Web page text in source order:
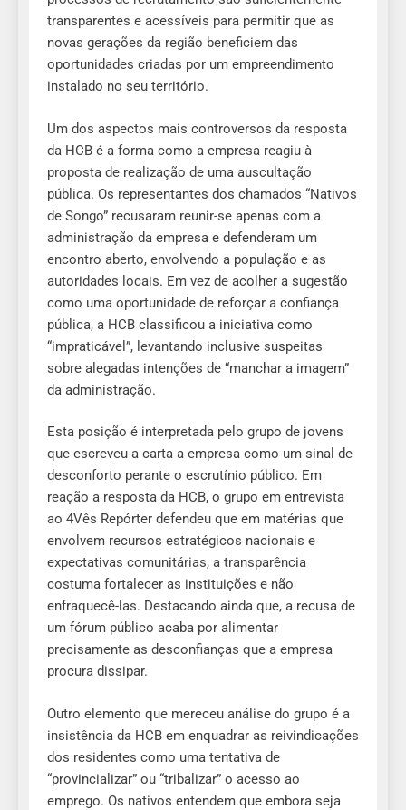
transparentes e acessíveis para permitir que as
novas gerações da região beneficiem das
oportunidades criadas por um empreendimento
instalado no seu território.
Um dos aspectos mais controversos da resposta
da HCB é a forma como a empresa reagiu à
proposta de realização de uma auscultação
pública. Os representantes dos chamados “Nativos
de Songo” recusaram reunir-se apenas com a
administração da empresa e defenderam um
encontro aberto, envolvendo a população e as
autoridades locais. Em vez de acolher a sugestão
como uma oportunidade de reforçar a confiança
pública, a HCB classificou a iniciativa como
“impraticável”, levantando inclusive suspeitas
sobre alegadas intenções de “manchar a imagem”
da administração.
Esta posição é interpretada pelo grupo de jovens
que escreveu a carta a empresa como um sinal de
desconforto perante o escrutínio público. Em
reação a resposta da HCB, o grupo em entrevista
ao 4Vês Repórter defendeu que em matérias que
envolvem recursos estratégicos nacionais e
expectativas comunitárias, a transparência
costuma fortalecer as instituições e não
enfraquecê-las. Destacando ainda que, a recusa de
um fórum público acaba por alimentar
precisamente as desconfianças que a empresa
procura dissipar.
Outro elemento que mereceu análise do grupo é a
insistência da HCB em enquadrar as reivindicações
dos residentes como uma tentativa de
“provincializar” ou “tribalizar” o acesso ao
emprego. Os nativos entendem que embora seja